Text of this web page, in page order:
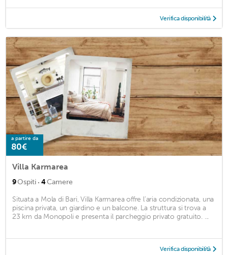
Verifica disponibilità
a partire da
80€
Villa Karmarea
9Ospiti · 4Camere
Situata a Mola di Bari, Villa Karmarea offre l’aria condizionata, una
piscina privata, un giardino e un balcone. La struttura si trova a
23 km da Monopoli e presenta il parcheggio privato gratuito. ...
Verifica disponibilità